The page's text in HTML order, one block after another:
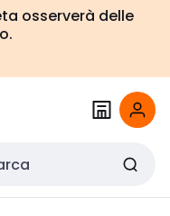
osserverà delle